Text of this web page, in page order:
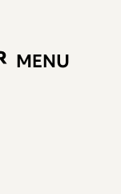
MENU